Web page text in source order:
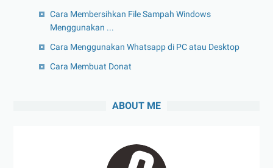
Cara Membersihkan File Sampah Windows
Menggunakan ...
Cara Menggunakan Whatsapp di PC atau Desktop
Cara Membuat Donat
ABOUT ME